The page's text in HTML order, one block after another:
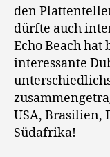
den
dürfte auch
Echo Beach
interessante
USA, Brasilien,
Südafrika!